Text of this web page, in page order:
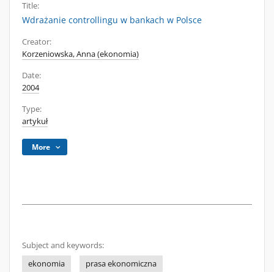
Title:
Wdrażanie controllingu w bankach w Polsce
Creator:
Korzeniowska, Anna (ekonomia)
Date:
2004
Type:
artykuł
More
Subject and keywords:
ekonomia
prasa ekonomiczna